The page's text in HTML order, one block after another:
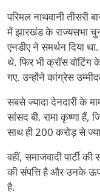
परिमल नाथवानी तीसरी
में झारखंड के राज्यसभा
एनडीए ने समर्थन दिया
थे. फिर भी क्रॉस वोटिंग
गए. उन्होंने कांग्रेस
सबसे ज्यादा देनदारी के
सांसद बी. रामा कृष्णा
साथ ही 200 करोड़ से
वहीं, समाजवादी पार्टी
की संपत्ति है और उनके
है.